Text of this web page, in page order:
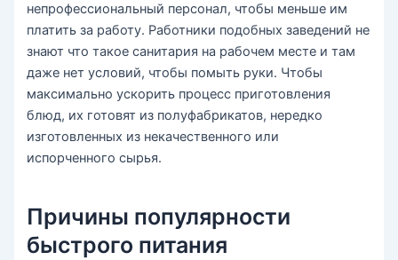
непрофессиональный персонал, чтобы меньше им
платить за работу. Работники подобных заведений не
знают что такое санитария на рабочем месте и там
даже нет условий, чтобы помыть руки. Чтобы
максимально ускорить процесс приготовления
блюд, их готовят из полуфабрикатов, нередко
изготовленных из некачественного или
испорченного сырья.
Причины популярности
быстрого питания